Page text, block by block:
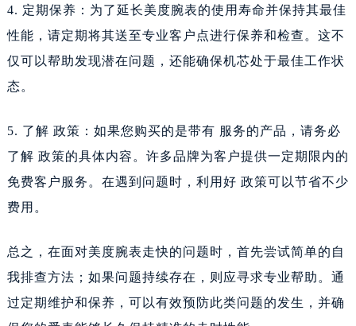
4. 定期保养：为了延长美度腕表的使用寿命并保持其最佳
性能，请定期将其送至专业客户点进行保养和检查。这不
仅可以帮助发现潜在问题，还能确保机芯处于最佳工作状
态。
5. 了解 政策：如果您购买的是带有 服务的产品，请务必
了解 政策的具体内容。许多品牌为客户提供一定期限内的
免费客户服务。在遇到问题时，利用好 政策可以节省不少
费用。
总之，在面对美度腕表走快的问题时，首先尝试简单的自
我排查方法；如果问题持续存在，则应寻求专业帮助。通
过定期维护和保养，可以有效预防此类问题的发生，并确